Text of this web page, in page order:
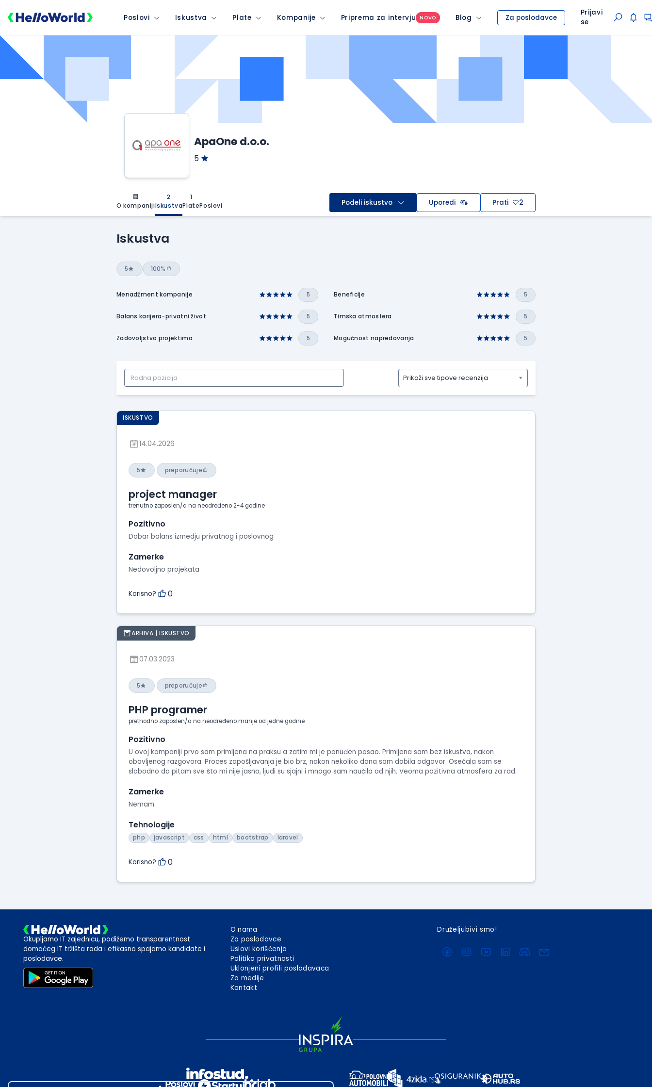
Poslovi Iskustva Plate Kompanije Priprema za intervju NOVO Blog Za poslodavce
Prijavi
se
ApaOne d.o.o.
5
O kompaniji
2
Iskustva
1
PlatePoslovi Podeli iskustvo Uporedi Prati 2
Iskustva
5 100%
Menadžment kompanije 5 Beneficije 5
Balans karijera-privatni život 5 Timska atmosfera 5
Zadovoljstvo projektima 5 Mogućnost napredovanja 5
Prikaži sve tipove recenzija
Prikaži
sve
tipove
ISKUSTVO
14.04.2026
5 preporučuje
project manager
trenutno zaposlen/a na neodređeno 2-4 godine
Pozitivno
Dobar balans izmedju privatnog i poslovnog
Zamerke
Nedovoljno projekata
Korisno? 0
ARHIVA | ISKUSTVO
07.03.2023
5 preporučuje
PHP programer
prethodno zaposlen/a na neodređeno manje od jedne godine
Pozitivno
U ovoj kompaniji prvo sam primljena na praksu a zatim mi je ponuđen posao. Primljena sam bez iskustva, nakon
obavljenog razgovora. Proces zapošljavanja je bio brz, nakon nekoliko dana sam dobila odgovor. Osećala sam se
slobodno da pitam sve što mi nije jasno, ljudi su sjajni i mnogo sam naučila od njih. Veoma pozitivna atmosfera za rad.
Zamerke
Nemam.
Tehnologije
php javascript css html bootstrap laravel
Korisno? 0
Okupljamo IT zajednicu, podižemo transparentnost
domaćeg IT tržišta rada i efikasno spajamo kandidate i
poslodavce.
O nama
Za poslodavce
Uslovi korišćenja
Politika privatnosti
Uklonjeni profili poslodavaca
Za medije
Kontakt
Druželjubivi smo!